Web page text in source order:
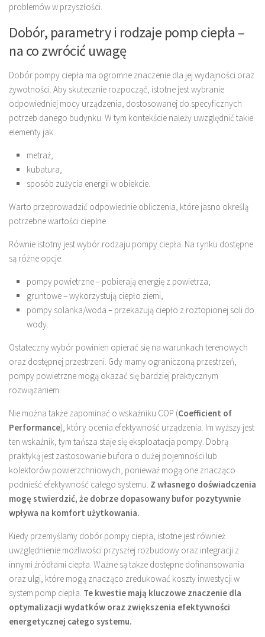
problemów w przyszłości.
Dobór, parametry i rodzaje pomp ciepła –
na co zwrócić uwagę
Dobór pompy ciepła ma ogromne znaczenie dla jej wydajności oraz
żywotności. Aby skutecznie rozpocząć, istotne jest wybranie
odpowiedniej mocy urządzenia, dostosowanej do specyficznych
potrzeb danego budynku. W tym kontekście należy uwzględnić takie
elementy jak:
metraż,
kubatura,
sposób zużycia energii w obiekcie.
Warto przeprowadzić odpowiednie obliczenia, które jasno określą
potrzebne wartości cieplne.
Równie istotny jest wybór rodzaju pompy ciepła. Na rynku dostępne
są różne opcje:
pompy powietrzne – pobierają energię z powietrza,
gruntowe – wykorzystują ciepło ziemi,
pompy solanka/woda – przekazują ciepło z roztopionej soli do
wody.
Ostateczny wybór powinien opierać się na warunkach terenowych
oraz dostępnej przestrzeni. Gdy mamy ograniczoną przestrzeń,
pompy powietrzne mogą okazać się bardziej praktycznym
rozwiązaniem.
Nie można także zapominać o wskaźniku COP (Coefficient of
Performance), który ocenia efektywność urządzenia. Im wyższy jest
ten wskaźnik, tym tańsza staje się eksploatacja pompy. Dobrą
praktyką jest zastosowanie bufora o dużej pojemności lub
kolektorów powierzchniowych, ponieważ mogą one znacząco
podnieść efektywność całego systemu. Z własnego doświadczenia
mogę stwierdzić, że dobrze dopasowany bufor pozytywnie
wpływa na komfort użytkowania.
Kiedy przemyślamy dobór pompy ciepła, istotne jest również
uwzględnienie możliwości przyszłej rozbudowy oraz integracji z
innymi źródłami ciepła. Ważne są także dostępne dofinansowania
oraz ulgi, które mogą znacząco zredukować koszty inwestycji w
system pomp ciepła. Te kwestie mają kluczowe znaczenie dla
optymalizacji wydatków oraz zwiększenia efektywności
energetycznej całego systemu.